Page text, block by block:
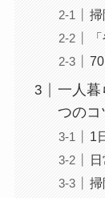
掃
一人暮
つのコ
1
掃